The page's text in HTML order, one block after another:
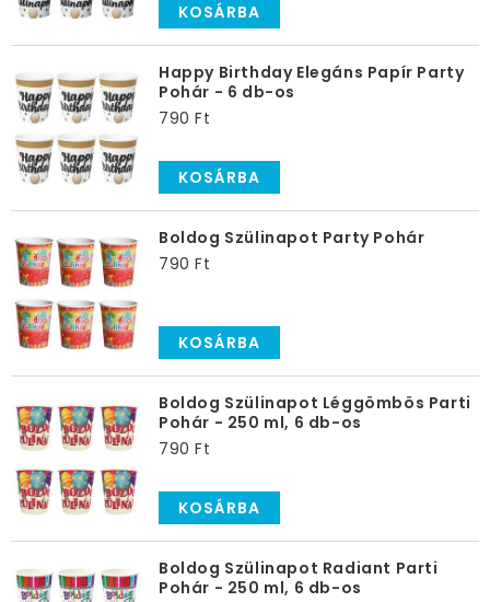
KOSÁRBA
Happy Birthday Elegáns Papír Party
Pohár - 6 db-os
790 Ft
KOSÁRBA
Boldog Szülinapot Party Pohár
790 Ft
KOSÁRBA
Boldog Szülinapot Léggömbös Parti
Pohár - 250 ml, 6 db-os
790 Ft
KOSÁRBA
Boldog Szülinapot Radiant Parti
Pohár - 250 ml, 6 db-os